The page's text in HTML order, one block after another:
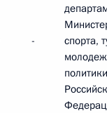
-
спорта,
политики